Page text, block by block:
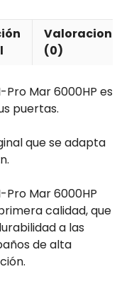
Valoraciones
(0)
Pro Mar 6000HP es
puertas.
que se adapta
Pro Mar 6000HP
calidad, que
a las
de alta